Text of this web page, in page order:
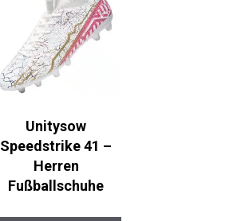
Unitysow
Speedstrike 41 –
Herren
Fußballschuhe